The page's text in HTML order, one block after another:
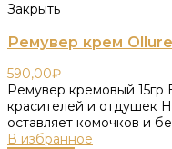
Закрыть
Ремувер крем
590,00₽
Ремувер кремовый 15гр
красителей и отдушек
оставляет комочков и
В избранное